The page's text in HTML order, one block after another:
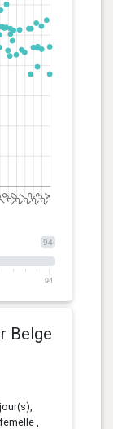
94
94
Belge
,